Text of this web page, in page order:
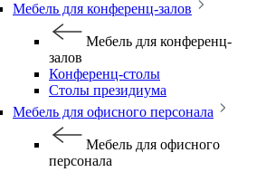
Мебель для конференц-залов
Мебель для конференц-
залов
Конференц-столы
Столы президиума
Мебель для офисного персонала
Мебель для офисного
персонала